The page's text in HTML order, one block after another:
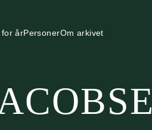
for årPersonerOm arkivet